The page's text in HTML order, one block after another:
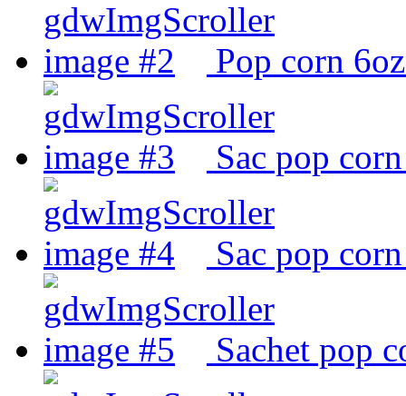
Pop corn 6oz
Sac pop corn
Sac pop
Sachet pop